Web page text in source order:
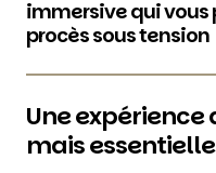
immersive qui
procès sous tension
Une
mais essentielle